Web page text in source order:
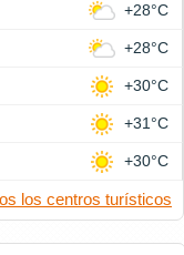
+28°C
+28°C
+30°C
+31°C
+30°C
los centros turísticos